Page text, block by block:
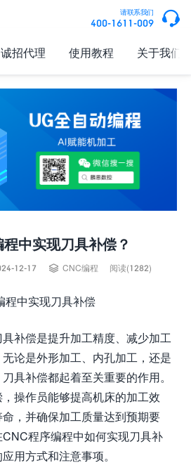
请联系我们
400-1611-009 
诚招代理 使用教程 关于我们
中实现刀具补偿？
12-17  CNC编程 阅读(1282)
程中实现刀具补偿
补偿是提升加工精度、减少加工
论是外形加工、内孔加工，还是
具补偿都起着至关重要的作用。
操作员能够提高机床的加工效
，并确保加工质量达到预期要
程序编程中如何实现刀具补
用方式和注意事项。